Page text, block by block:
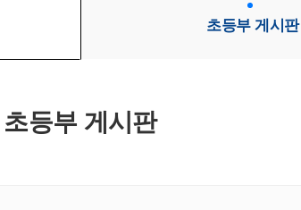
초등부 게시판
초등부 게시판